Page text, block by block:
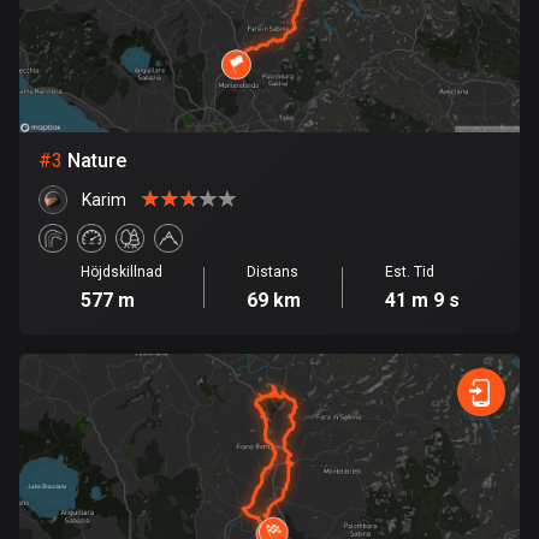
Bolivia
99 rutter
Bosnien och Hercegovina
347 rutter
Botswana
4 rutter
Brasilien
Brunei
114 rutter
Bulgarien
725 rutter
#3 Nature
Karim
Höjdskillnad
577 m
Distans
69 km
Est. Tid
41 m 9 s